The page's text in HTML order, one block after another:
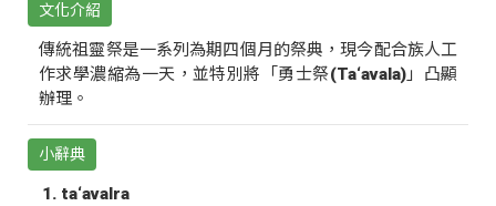
文化介紹
傳統祖靈祭是一系列為期四個月的祭典，現今配合族人工
作求學濃縮為一天，並特別將「勇士祭(Ta‘avala)」凸顯
辦理。
小辭典
ta‘avalra